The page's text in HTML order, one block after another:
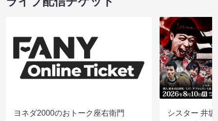
ヨネダ2000のおトーク座右衛門
シスター 井